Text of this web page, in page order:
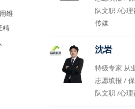
维
精
队文职 /心
传媒
沈岩
特级专家 从
志愿填报 /
队文职 /心